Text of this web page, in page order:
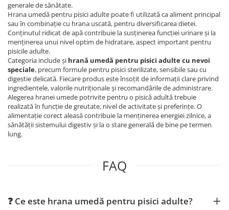
generale de sănătate.
Hrana umedă pentru pisici adulte poate fi utilizată ca aliment principal
sau în combinație cu hrana uscată, pentru diversificarea dietei.
Conținutul ridicat de apă contribuie la susținerea funcției urinare și la
menținerea unui nivel optim de hidratare, aspect important pentru
pisicile adulte.
Categoria include și hrană umedă pentru pisici adulte cu nevoi
speciale, precum formule pentru pisici sterilizate, sensibile sau cu
digestie delicată. Fiecare produs este însoțit de informații clare privind
ingredientele, valorile nutriționale și recomandările de administrare.
Alegerea hranei umede potrivite pentru o pisică adultă trebuie
realizată în funcție de greutate, nivel de activitate și preferințe. O
alimentație corect aleasă contribuie la menținerea energiei zilnice, a
sănătății sistemului digestiv și la o stare generală de bine pe termen
lung.
FAQ
❓ Ce este hrana umedă pentru pisici adulte?